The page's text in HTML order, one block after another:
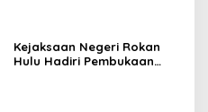
Kejaksaan Negeri Rokan
Hulu Hadiri Pembukaan